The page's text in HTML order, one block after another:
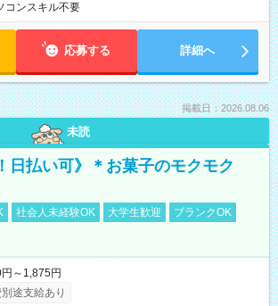
コンスキル不要
応募する 詳細へ
掲載日：2026.08.06
未読
日払い可》＊お菓子のモクモク
社会人未経験OK 大学生歓迎
ブランクOK
～1,875円
途支給あり